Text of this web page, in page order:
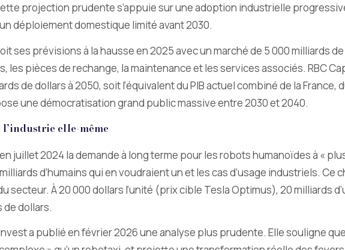
projection prudente s’appuie sur une adoption industrielle
déploiement domestique limité avant 2030.
ses prévisions à la hausse en 2025 avec un marché de 5 000 milliards
les pièces de rechange, la maintenance et les services associés. RBC
de dollars à 2050, soit l’équivalent du PIB actuel combiné de la France,
une démocratisation grand public massive entre 2030 et 2040.
elle-même
juillet 2024 la demande à long terme pour les robots humanoïdes à «
d’humains qui en voudraient un et les cas d’usage industriels. Ce
secteur. À 20 000 dollars l’unité (prix cible Tesla Optimus), 20 milliards
de dollars.
Invest a publié en février 2026 une analyse plus prudente. Elle souligne